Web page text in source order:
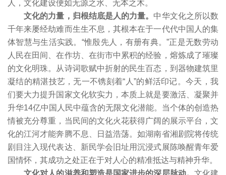
人，文化建设便如无源之水、无本之木。
文化的力量，归根结底是人的力量。 中华文化之所以数
千年来屡经劫难而生生不息，其根本在于一代代中国人的集
体智慧与生活实践。“惟殷先人，有册有典。”正是无数劳动
人民在田间、在作坊、在街市中累积的经验，熔炼成了璀璨
的文化明珠。从诗词歌赋中折射的民生百态，到器物建筑里
凝结的精湛技艺，无一不镌刻着“人”的鲜活印记。今天，我
们要大力提升国家文化软实力，本质上就是要激活、凝聚并
升华14亿中国人民中蕴含的无限文化潜能。当个体的创造热
情被充分尊重，当民间的文化火花获得广阔的展示平台，文
化的江河才能奔腾不息、日益浩荡。如湖南省湘剧院将传统
剧目注入现代表达、新民学会旧址用沉浸式展陈唤醒青年爱
国情怀，其成功之处正在于对人心的精准抵达与精神升华。
文化对人的滋养和塑造是国家进步的深层脉动。 文化建